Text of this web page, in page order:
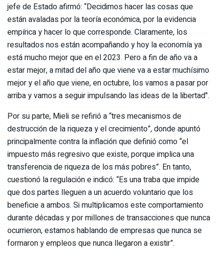
jefe de Estado afirmó: “Decidimos hacer las cosas que
están avaladas por la teoría económica, por la evidencia
empírica y hacer lo que corresponde. Claramente, los
resultados nos están acompañando y hoy la economía ya
está mucho mejor que en el 2023. Pero a fin de año va a
estar mejor, a mitad del año que viene va a estar muchísimo
mejor y el año que viene, en octubre, los vamos a pasar por
arriba y vamos a seguir impulsando las ideas de la libertad".
Por su parte, Mieli se refirió a “tres mecanismos de
destrucción de la riqueza y el crecimiento”, donde apuntó
principalmente contra la inflación que definió como “el
impuesto más regresivo que existe, porque implica una
transferencia de riqueza de los más pobres”. En tanto,
cuestionó la regulación e indicó: “Es una traba que impide
que dos partes lleguen a un acuerdo voluntario que los
beneficie a ambos. Si multiplicamos este comportamiento
durante décadas y por millones de transacciones que nunca
ocurrieron, estamos hablando de empresas que nunca se
formaron y empleos que nunca llegaron a existir”.